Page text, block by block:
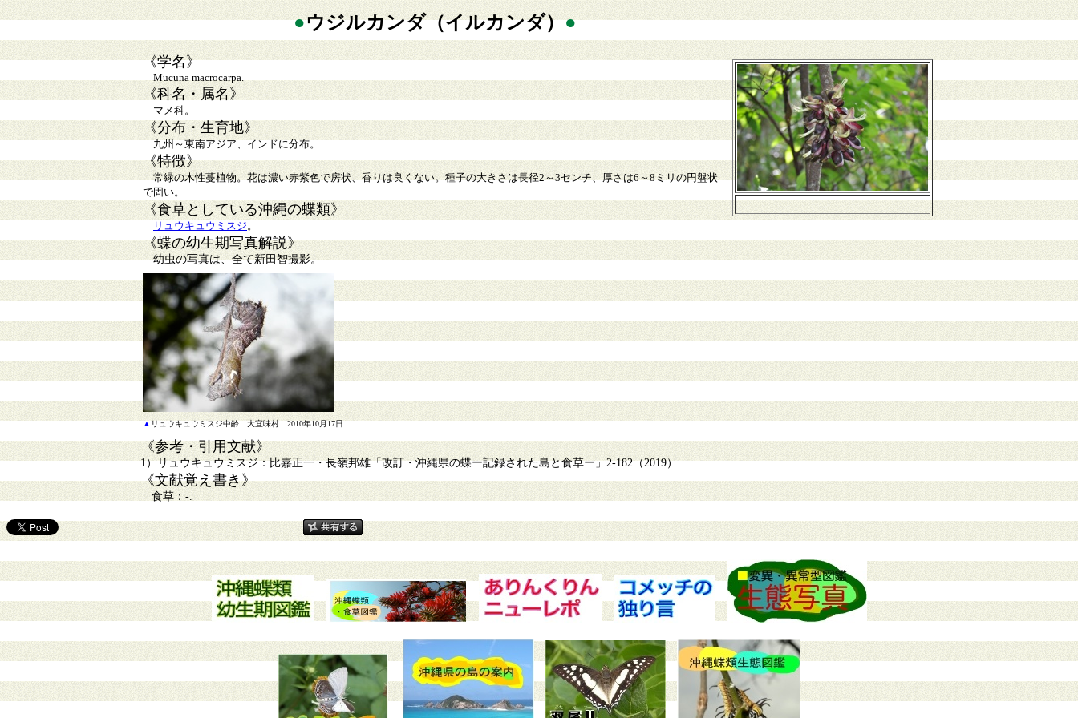
●ウジルカンダ（イルカンダ）●
《学名》
Mucuna macrocarpa.
《科名・属名》
マメ科。
《分布・生育地》
九州～東南アジア、インドに分布。
《特徴》
常緑の木性蔓植物。花は濃い赤紫色で房状、香りは良くない。種子の大きさは長径2～3センチ、厚さは6～8ミリの円盤状
で固い。
《食草としている沖縄の蝶類》
リュウキュウミスジ。
《蝶の幼生期写真解説》
幼虫の写真は、全て新田智撮影。
▲リュウキュウミスジ中齢 大宜味村 2010年10月17日
《参考・引用文献》
1）リュウキュウミスジ：比嘉正一・長嶺邦雄「改訂・沖縄県の蝶ー記録された島と食草ー」2-182（2019）.
《文献覚え書き》
食草：-.